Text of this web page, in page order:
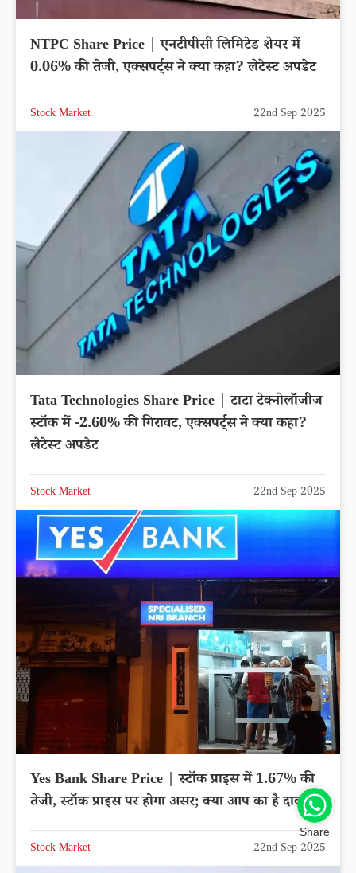
NTPC Share Price | एनटीपीसी लिमिटेड शेयर में
0.06% की तेजी, एक्सपर्ट्स ने क्या कहा? लेटेस्ट अपडेट
Stock Market 22nd Sep 2025
Tata Technologies Share Price | टाटा टेक्नोलॉजीज
स्टॉक में -2.60% की गिरावट, एक्सपर्ट्स ने क्या कहा?
लेटेस्ट अपडेट
Stock Market 22nd Sep 2025
Yes Bank Share Price | स्टॉक प्राइस में 1.67% की
तेजी, स्टॉक प्राइस पर होगा असर; क्या आप का है दाव?
Stock Market 22nd Sep 2025
Share